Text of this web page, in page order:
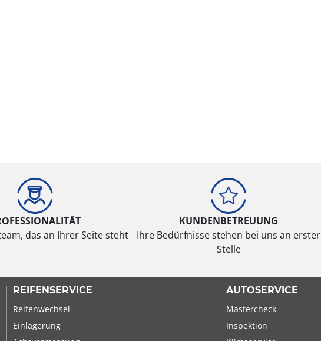
das an Ihrer Seite steht
KUNDENBETREUUNG
Ihre Bedürfnisse stehen bei uns an erster
Stelle
REIFENSERVICE
Reifenwechsel
Einlagerung
AUTOSERVICE
Mastercheck
Inspektion